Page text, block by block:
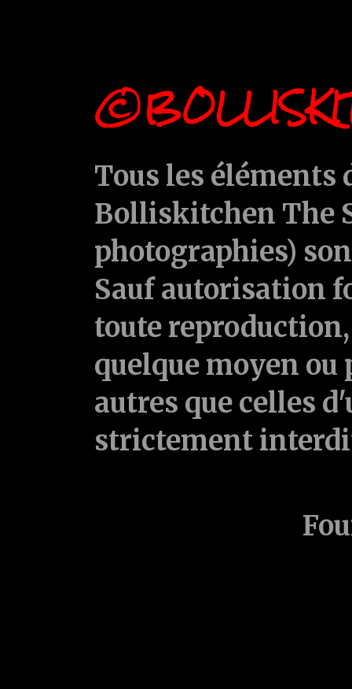
Tous les
Bolliskitchen The
photographies)
Sauf autorisation
toute
quelque moyen ou
autres que celles
strictement